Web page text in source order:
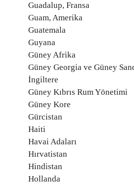
Guadalup, Fransa
Guam, Amerika
Guatemala
Guyana
Güney Afrika
Güney Georgia ve Güney
İngiltere
Güney Kıbrıs Rum Yönetimi
Güney Kore
Gürcistan
Haiti
Havai Adaları
Hırvatistan
Hindistan
Hollanda